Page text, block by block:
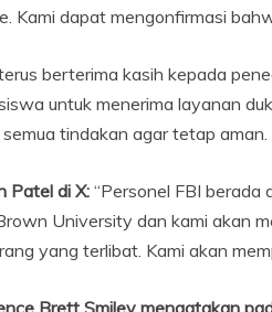
Kami dapat mengonfirmasi
berterima kasih kepada
untuk menerima layanan
tindakan agar tetap
Patel di X: “Personel FBI berada
University dan kami akan
yang terlibat. Kami akan